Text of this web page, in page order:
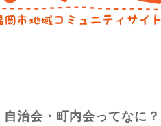
自治会・町内会ってなに？